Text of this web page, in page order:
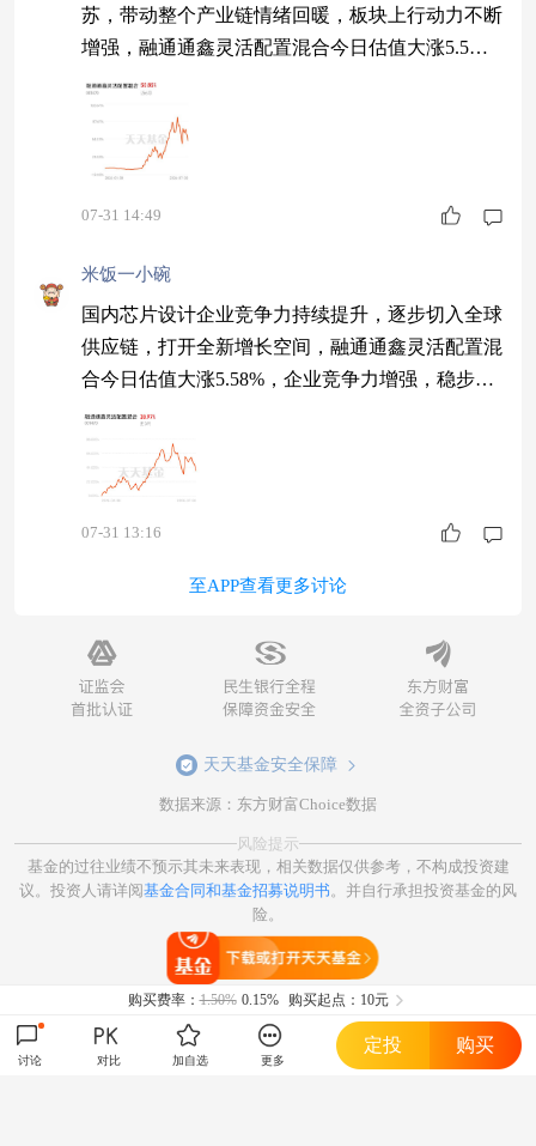
苏，带动整个产业链情绪回暖，板块上行动力不断
增强，融通通鑫灵活配置混合今日估值大涨5.5
8%，细分率先回暖，持续分批加仓。
07-31 14:49
米饭一小碗
国内芯片设计企业竞争力持续提升，逐步切入全球
供应链，打开全新增长空间，融通通鑫灵活配置混
合今日估值大涨5.58%，企业竞争力增强，稳步加
仓布局。
07-31 13:16
至APP查看更多讨论
天天基金安全保障
数据来源：东方财富Choice数据
风险提示
基金的过往业绩不预示其未来表现，相关数据仅供参考，不构成投资建
议。投资人请详阅基金合同和基金招募说明书 。并自行承担投资基金的风
险。
购买费率：1.50% 0.15% 购买起点：10元
讨论 对比 加自选 更多
定投 购买
打开天天基金